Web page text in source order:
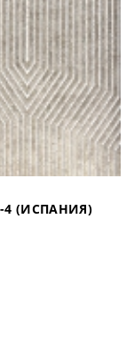
4 (ИСПАНИЯ)